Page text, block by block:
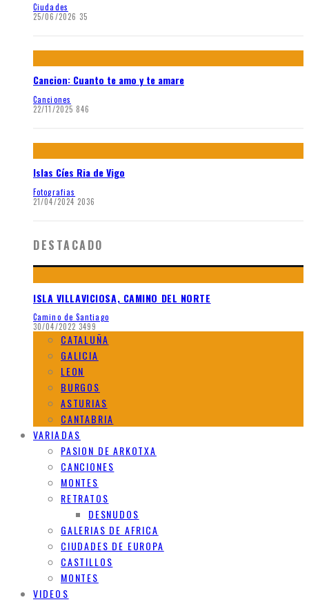
Ciudades
25/06/2026 35
Cancion: Cuanto te amo y te amare
Canciones
22/11/2025 846
Islas Cíes Ria de Vigo
Fotografias
21/04/2024 2036
DESTACADO
ISLA VILLAVICIOSA, CAMINO DEL NORTE
Camino de Santiago
30/04/2022 3499
CATALUÑA
GALICIA
LEON
BURGOS
ASTURIAS
CANTABRIA
VARIADAS
PASION DE ARKOTXA
CANCIONES
MONTES
RETRATOS
DESNUDOS
GALERIAS DE AFRICA
CIUDADES DE EUROPA
CASTILLOS
MONTES
VIDEOS